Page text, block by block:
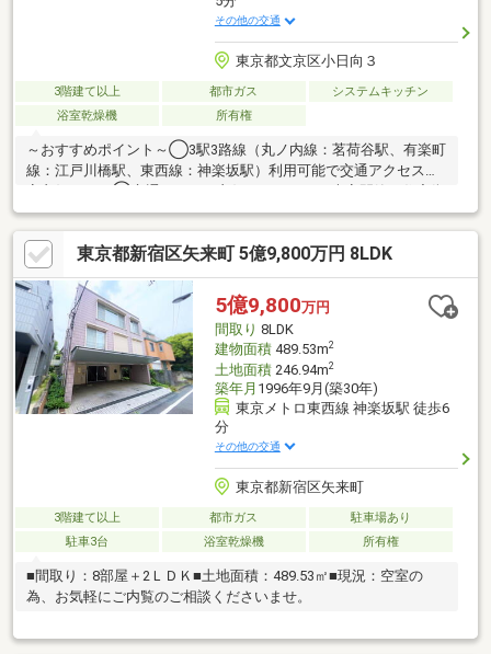
その他の交通
東京都文京区小日向３
3階建て以上 都市ガス
システムキッチン
浴室乾燥機
所有権
～おすすめポイント～◯3駅3路線（丸ノ内線：茗荷谷駅、有楽町
線：江戸川橋駅、東西線：神楽坂駅）利用可能で交通アクセス大
で快適です。◯近隣には教育施設多数ありファミリー層に大変お
すすめです。◯近隣には大型スーパーやコンビニ等商業施設が多
数あり生活環境大変便利です。◯二世帯住宅【4LDDKK】として
ご利用いただけます。二面玄関で世帯を別にできます。◯平成30
年11月、室内大変きれいにご利用されております。
東京都新宿区矢来町 5億9,800万円 8LDK
5億9,800万円
間取り 8LDK
建物面積489.53m2
土地面積246.94m2
築年月 1996年9月(築30年)
東京メトロ東西線 神楽坂駅 徒歩6
分
その他の交通
東京都新宿区矢来町
3階建て以上 都市ガス
駐車場あり
駐車3台
浴室乾燥機 所有権
■間取り：8部屋＋2ＬＤＫ■土地面積：489.53㎡■現況：空室の
為、お気軽にご内覧のご相談くださいませ。